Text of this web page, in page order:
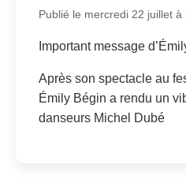
Publié le mercredi 22 juillet à
Important message
Après son spectacle au
Émily Bégin a rendu un
danseurs Michel Dubé